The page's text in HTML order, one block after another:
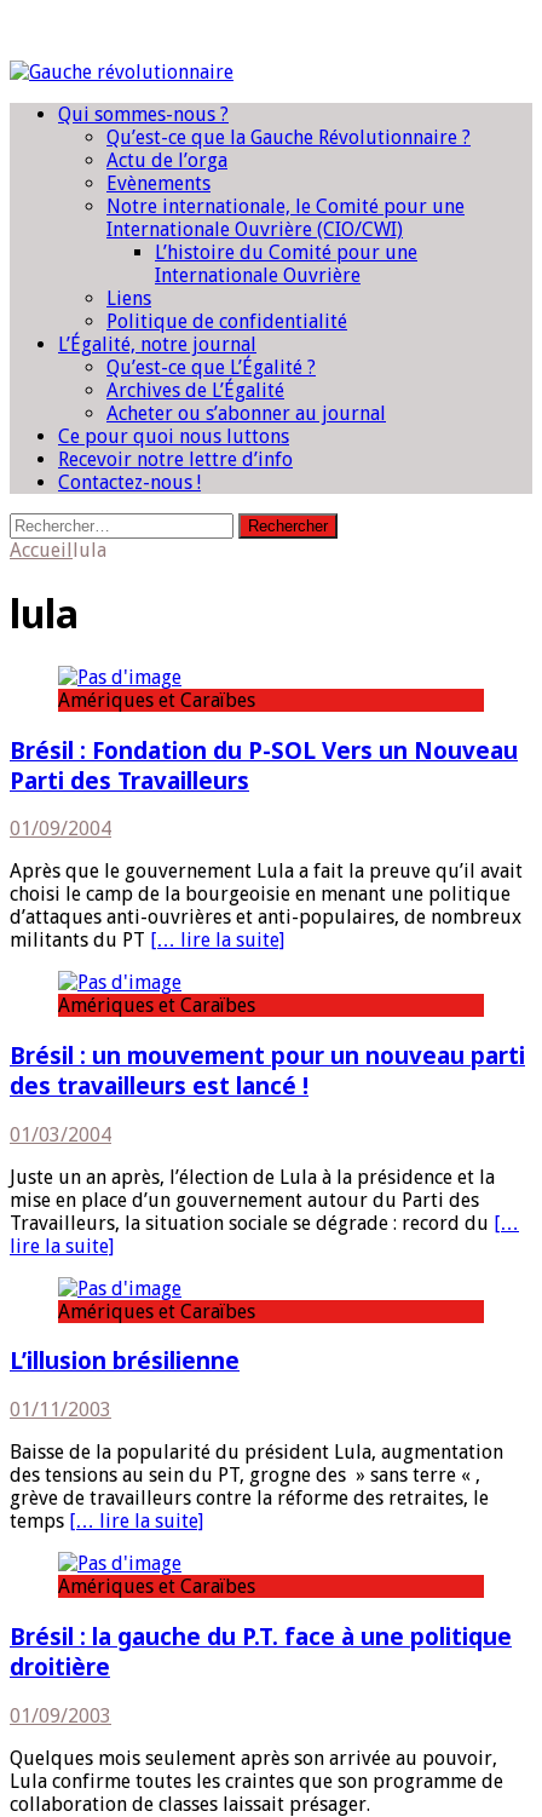
Qui sommes-nous ?
Qu’est-ce que la Gauche Révolutionnaire ?
Actu de l’orga
Evènements
Notre internationale, le Comité pour une
Internationale Ouvrière (CIO/CWI)
L’histoire du Comité pour une
Internationale Ouvrière
Liens
Politique de confidentialité
L’Égalité, notre journal
Qu’est-ce que L’Égalité ?
Archives de L’Égalité
Acheter ou s’abonner au journal
Ce pour quoi nous luttons
Recevoir notre lettre d’info
Contactez-nous !
Rechercher :
Accueillula
lula
Amériques et Caraïbes
Brésil : Fondation du P-SOL Vers un Nouveau
Parti des Travailleurs
01/09/2004
Après que le gouvernement Lula a fait la preuve qu’il avait
choisi le camp de la bourgeoisie en menant une politique
d’attaques anti-ouvrières et anti-populaires, de nombreux
militants du PT [… lire la suite]
Amériques et Caraïbes
Brésil : un mouvement pour un nouveau parti
des travailleurs est lancé !
01/03/2004
Juste un an après, l’élection de Lula à la présidence et la
mise en place d’un gouvernement autour du Parti des
Travailleurs, la situation sociale se dégrade : record du […
lire la suite]
Amériques et Caraïbes
L’illusion brésilienne
01/11/2003
Baisse de la popularité du président Lula, augmentation
des tensions au sein du PT, grogne des » sans terre « ,
grève de travailleurs contre la réforme des retraites, le
temps [… lire la suite]
Amériques et Caraïbes
Brésil : la gauche du P.T. face à une politique
droitière
01/09/2003
Quelques mois seulement après son arrivée au pouvoir,
Lula confirme toutes les craintes que son programme de
collaboration de classes laissait présager.